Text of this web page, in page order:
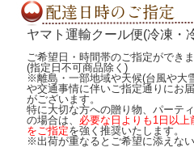
ヤマト運輸クール便(冷凍・
ご希望日・時間帯のご指定ができま
(指定日不可商品除く)
※離島・一部地域や天候(台風や大
や交通事情に伴いご指定通りにお
がございます。
特に大切な方への贈り物、パーテ
の場合は、 必要な日よりも1日以上
をご指定を強く推奨いたします。
※出荷が重なるとご希望に添えない